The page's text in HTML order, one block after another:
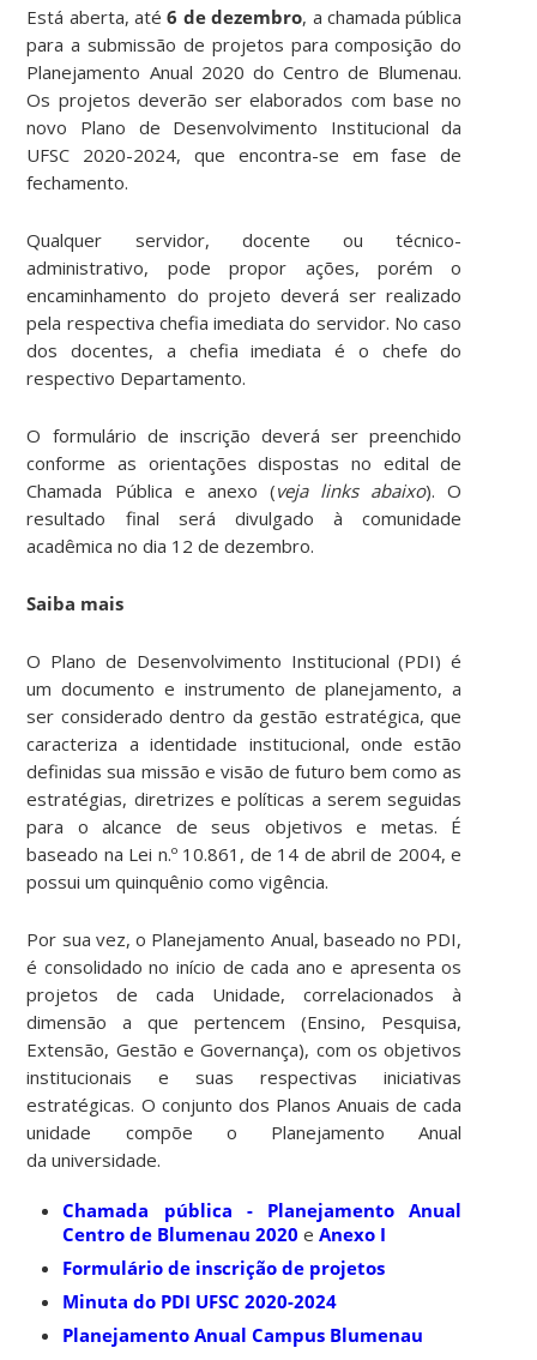
Está aberta, até6 de dezembro, a chamada pública
para a submissão de projetos para composição do
Planejamento Anual 2020 do Centro de Blumenau.
Os projetos deverão ser elaborados com base no
novo Plano de Desenvolvimento Institucional da
UFSC 2020-2024, que encontra-se em fase de
fechamento.
Qualquer servidor, docente ou técnico-
administrativo, pode propor ações, porém o
encaminhamento do projeto deverá ser realizado
pela respectiva chefia imediata do servidor. No caso
dos docentes, a chefia imediata é o chefe do
respectivo Departamento.
O formulário de inscrição deverá ser preenchido
conforme as orientações dispostas no edital de
Chamada Pública e anexo (veja links abaixo). O
resultado final será divulgado à comunidade
acadêmica no dia 12 de dezembro.
Saiba mais
O Plano de Desenvolvimento Institucional (PDI) é
um documento e instrumento de planejamento, a
ser considerado dentro da gestão estratégica, que
caracteriza a identidade institucional, onde estão
definidas sua missão e visão de futuro bem como as
estratégias, diretrizes e políticas a serem seguidas
para o alcance de seus objetivos e metas. É
baseado na Lei n.º 10.861, de 14 de abril de 2004, e
possui um quinquênio como vigência.
Por sua vez, o Planejamento Anual, baseado no PDI,
é consolidado no início de cada ano e apresenta os
projetos de cada Unidade, correlacionados à
dimensão a que pertencem (Ensino, Pesquisa,
Extensão, Gestão e Governança), com os objetivos
institucionais e suas respectivas iniciativas
estratégicas. O conjunto dos Planos Anuais de cada
unidade compõe o Planejamento Anual
da universidade.
Chamada pública - Planejamento Anual
Centro de Blumenau 2020 eAnexo I
Formulário de inscrição de projetos
Minuta do PDI UFSC 2020-2024
Planejamento Anual Campus Blumenau